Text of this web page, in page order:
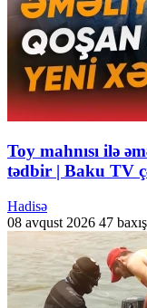
Toy mahnısı ilə
tədbir | Baku TV
Hadisə
08 avqust 2026 47 baxış